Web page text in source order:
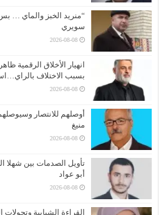
“منريد الخبز والماي …
سويري
2026-08-08
انهيار الأخلاق الرقمية
بسبب الاختلاف
2026-08-08
أوصلهم للانتصار
منيغ
2026-08-08
تأويل الصدمات بين شهلا
أبو عواد
2026-08-08
القراءة الشبابية